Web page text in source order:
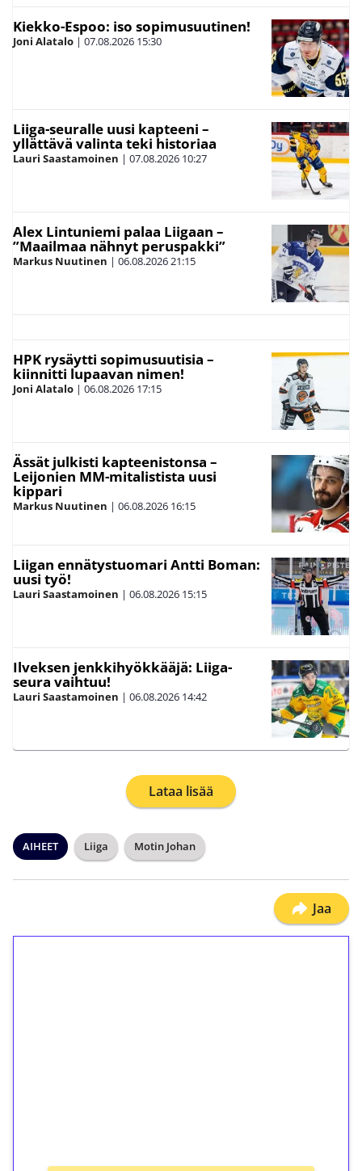
Kiekko-Espoo: iso sopimusuutinen!
Joni Alatalo | 07.08.2026 15:30
Liiga-seuralle uusi kapteeni –
yllättävä valinta teki historiaa
Lauri Saastamoinen | 07.08.2026 10:27
Alex Lintuniemi palaa Liigaan –
”Maailmaa nähnyt peruspakki”
Markus Nuutinen | 06.08.202621:15
HPK rysäytti sopimusuutisia –
kiinnitti lupaavan nimen!
Joni Alatalo | 06.08.2026 17:15
Ässät julkisti kapteenistonsa –
Leijonien MM-mitalistista uusi
kippari
Markus Nuutinen | 06.08.2026 16:15
Liigan ennätystuomari Antti Boman:
uusi työ!
Lauri Saastamoinen | 06.08.2026 15:15
Ilveksen jenkkihyökkääjä: Liiga-
seura vaihtuu!
Lauri Saastamoinen | 06.08.2026 14:42
Lataa lisää
AIHEET Liiga Motin Johan
Jaa